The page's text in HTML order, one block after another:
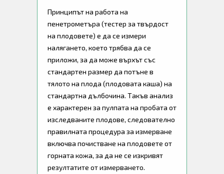
Принципът на работа на
пенетрометъра (тестер за твърдост
на плодовете) е да се измери
налягането, което трябва да се
приложи, за да може върхът със
стандартен размер да потъне в
тялото на плода (плодовата каша) на
стандартна дълбочина. Такъв анализ
е характерен за пулпата на пробата от
изследваните плодове, следователно
правилната процедура за измерване
включва почистване на плодовете от
горната кожа, за да не се изкривят
резултатите от измерването.